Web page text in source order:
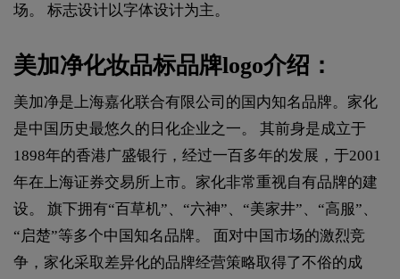
场。 标志设计以字体设计为主。
美加净化妆品标品牌logo介绍：
美加净是上海嘉化联合有限公司的国内知名品牌。家化
是中国历史最悠久的日化企业之一。 其前身是成立于
1898年的香港广盛银行，经过一百多年的发展，于2001
年在上海证券交易所上市。家化非常重视自有品牌的建
设。 旗下拥有“百草机”、“六神”、“美家井”、“高服”、
“启楚”等多个中国知名品牌。 面对中国市场的激烈竞
争，家化采取差异化的品牌经营策略取得了不俗的成